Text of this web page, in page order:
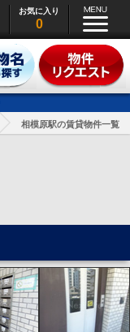
お気に入り
0
相模原駅の賃貸物件一覧